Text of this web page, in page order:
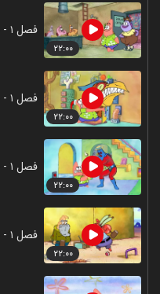
۲۲:۰۰
فصل ۱ - قسمت ۹ - پشت بابا
۲۲:۰۰
فصل ۱ - قسمت ۱۰ - به موقع برای سال نو
۲۲:۰۰
فصل ۱ - قسمت ۱۱ - ضربدر سر خط
۲۲:۰۰
فصل ۱ - قسمت ۱۲ - پرل میخواد ستاره شه